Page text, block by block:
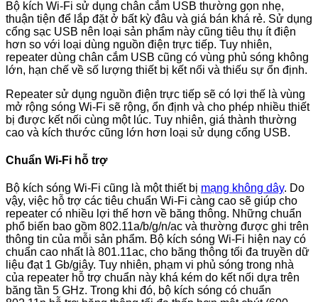
Bộ kích Wi-Fi sử dụng chân cắm USB thường gọn nhẹ,
thuận tiện để lắp đặt ở bất kỳ đâu và giá bán khá rẻ. Sử dụng
cổng sạc USB nên loại sản phẩm này cũng tiêu thụ ít điện
hơn so với loại dùng nguồn điện trực tiếp. Tuy nhiên,
repeater dùng chân cắm USB cũng có vùng phủ sóng không
lớn, hạn chế về số lượng thiết bị kết nối và thiếu sự ổn định.
Repeater sử dụng nguồn điện trực tiếp sẽ có lợi thế là vùng
mở rộng sóng Wi-Fi sẽ rộng, ổn định và cho phép nhiều thiết
bị được kết nối cùng một lúc. Tuy nhiên, giá thành thường
cao và kích thước cũng lớn hơn loại sử dụng cổng USB.
Chuẩn Wi-Fi hỗ trợ
Bộ kích sóng Wi-Fi cũng là một thiết bị mạng không dây. Do
vậy, việc hỗ trợ các tiêu chuẩn Wi-Fi càng cao sẽ giúp cho
repeater có nhiều lợi thế hơn về băng thông. Những chuẩn
phổ biến bao gồm 802.11a/b/g/n/ac và thường được ghi trên
thông tin của mỗi sản phẩm. Bộ kích sóng Wi-Fi hiện nay có
chuẩn cao nhất là 801.11ac, cho băng thông tối đa truyền dữ
liệu đạt 1 Gb/giây. Tuy nhiên, phạm vi phủ sóng trong nhà
của repeater hỗ trợ chuẩn này khá kém do kết nối dựa trên
băng tần 5 GHz. Trong khi đó, bộ kích sóng có chuẩn